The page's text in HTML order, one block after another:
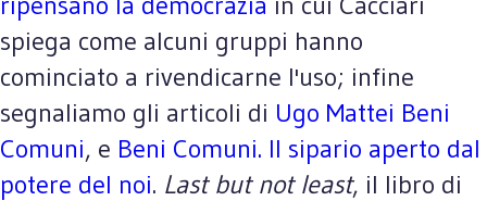
spiega come alcuni gruppi hanno
cominciato a rivendicarne l'uso; infine
segnaliamo gli articoli di Ugo Mattei Beni
Comuni, e Beni Comuni. Il sipario aperto dal
potere del noi. Last but not least, il libro di